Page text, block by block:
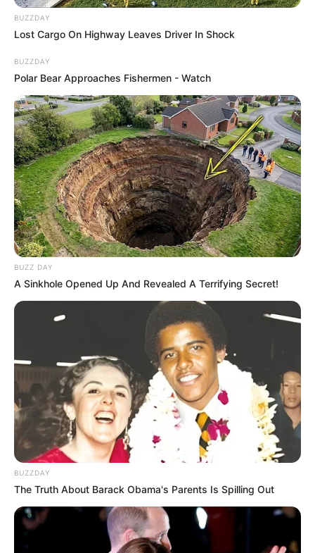
Uma caixa de papelão, MDF, sacola papel ou de
tecido, o que vale na hora de criar é a sua
imaginação.
Você verá que é possível transformar retalhos,
botões, fitas e pedaços de papel em lindas
embalagens para presentear quem você ama.
Quer umaembalagem
que também seja útil?
Utilize umaecobage personalize-a com retalhos,
bordados ou pintura (utilize caneta ou
tinta de
tecidopara evitar que o desenho saia com o
tempo).
BUZZDAY
Lost Cargo On Highway Leaves Driver In Shock
BUZZDAY
Polar Bear Approaches Fishermen - Watch
BUZZ DAY
A Sinkhole Opened Up And Revealed A Terrifying Secret!
BUZZDAY
The Truth About Barack Obama's Parents Is Spilling Out